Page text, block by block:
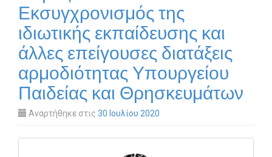
Εκσυγχρονισμός της
ιδιωτικής εκπαίδευσης και
άλλες επείγουσες διατάξεις
αρμοδιότητας Υπουργείου
Παιδείας και Θρησκευμάτων
Αναρτήθηκε στις 30 Ιουλίου 2020